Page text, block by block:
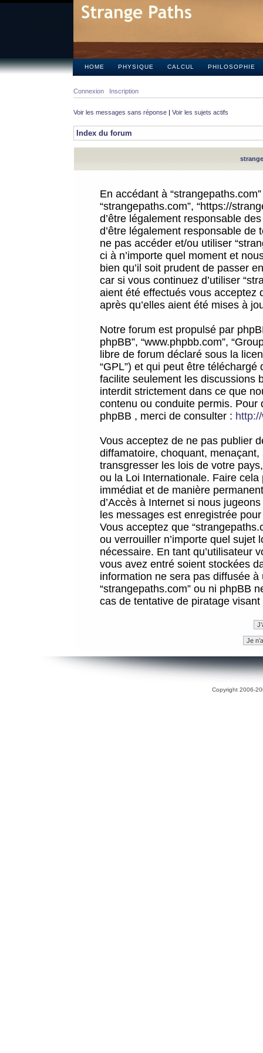
HOME PHYSIQUE CALCUL PHILOSOPHIE
Connexion Inscription
Voir les messages sans réponse | Voir les sujets actifs
Index du forum
En accédant à
“strangepaths.com”, “https://
d’être légalement responsable
d’être légalement responsable
ne pas accéder et/ou utiliser
ci à n’importe quel moment et
bien qu’il soit prudent de passer
car si vous continuez d’utiliser
aient été effectués vous acceptez
après qu’elles aient été mises à
Notre forum est propulsé par
phpBB”, “www.phpbb.com”,
libre de forum déclaré sous la
“GPL”) et qui peut être téléchargé
facilite seulement les discussions
interdit strictement dans ce que
contenu ou conduite permis.
phpBB , merci de consulter :
Vous acceptez de ne pas publier
diffamatoire, choquant,
transgresser les lois de votre
ou la Loi Internationale. Faire
immédiat et de manière
d’Accès à Internet si nous
les messages est enregistrée
Vous acceptez que
ou verrouiller n’importe quel sujet
nécessaire. En tant qu’utilisateur
vous avez entré soient stockées
information ne sera pas diffusée
“strangepaths.com” ou ni phpBB
cas de tentative de piratage
Copyright 2006-